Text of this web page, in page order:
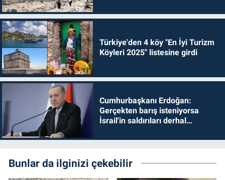
Türkiye'den 4 köy "En İyi Turizm
Köyleri 2025" listesine girdi
Cumhurbaşkanı Erdoğan:
Gerçekten barış isteniyorsa
İsrail'in saldırıları derhal
Bunlar da ilginizi çekebilir